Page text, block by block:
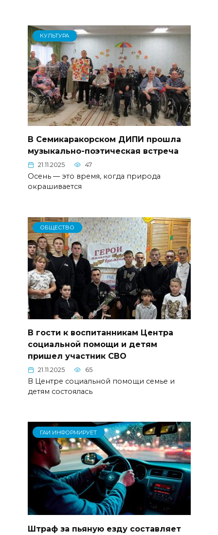
КУЛЬТУРА
В Семикаракорском ДИПИ прошла
музыкально-поэтическая встреча
21.11.2025 47
Осень — это время, когда природа
окрашивается
ОБЩЕСТВО
В гости к воспитанникам Центра
социальной помощи и детям
пришел участник СВО
21.11.2025 65
В Центре социальной помощи семье и
детям состоялась
ГАИ ИНФОРМИРУЕТ
Штраф за пьяную езду составляет